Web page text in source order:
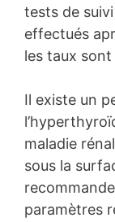
tests de
effectués
les taux
Il existe un
maladie
sous la
paramètres